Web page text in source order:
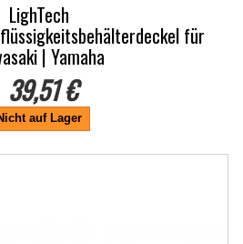
LighTech
für
| Yamaha
39,51 €
auf Lager